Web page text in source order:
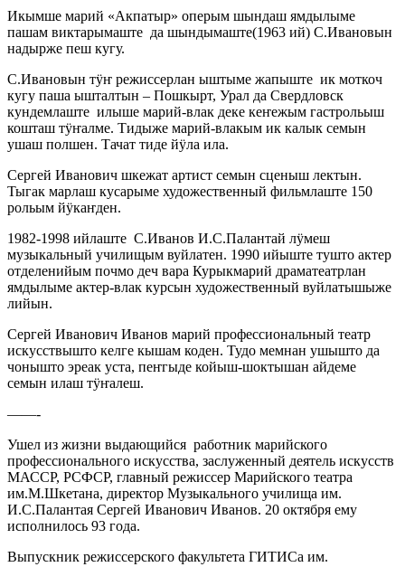
Икымше марий «Акпатыр» оперым шындаш ямдылыме
пашам виктарымаште да шындымаште(1963 ий) С.Ивановын
надырже пеш кугу.
С.Ивановын тӱҥ режиссерлан ыштыме жапыште ик моткоч
кугу паша ышталтын – Пошкырт, Урал да Свердловск
кундемлаште илыше марий-влак деке кеҥежым гастрольыш
кошташ тӱҥалме. Тидыже марий-влакым ик калык семын
ушаш полшен. Тачат тиде йӱла ила.
Сергей Иванович шкежат артист семын сценыш лектын.
Тыгак марлаш кусарыме художественный фильмлаште 150
рольым йӱкаҥден.
1982-1998 ийлаште С.Иванов И.С.Палантай лӱмеш
музыкальный училищым вуйлатен. 1990 ийыште тушто актер
отделенийым почмо деч вара Курыкмарий драматеатрлан
ямдылыме актер-влак курсын художественный вуйлатышыже
лийын.
Сергей Иванович Иванов марий профессиональный театр
искусствышто келге кышам коден. Тудо мемнан ушышто да
чонышто эреак уста, пеҥгыде койыш-шоктышан айдеме
семын илаш тӱҥалеш.
——-
Ушел из жизни выдающийся работник марийского
профессионального искусства, заслуженный деятель искусств
МАССР, РСФСР, главный режиссер Марийского театра
им.М.Шкетана, директор Музыкального училища им.
И.С.Палантая Сергей Иванович Иванов. 20 октября ему
исполнилось 93 года.
Выпускник режиссерского факультета ГИТИСа им.